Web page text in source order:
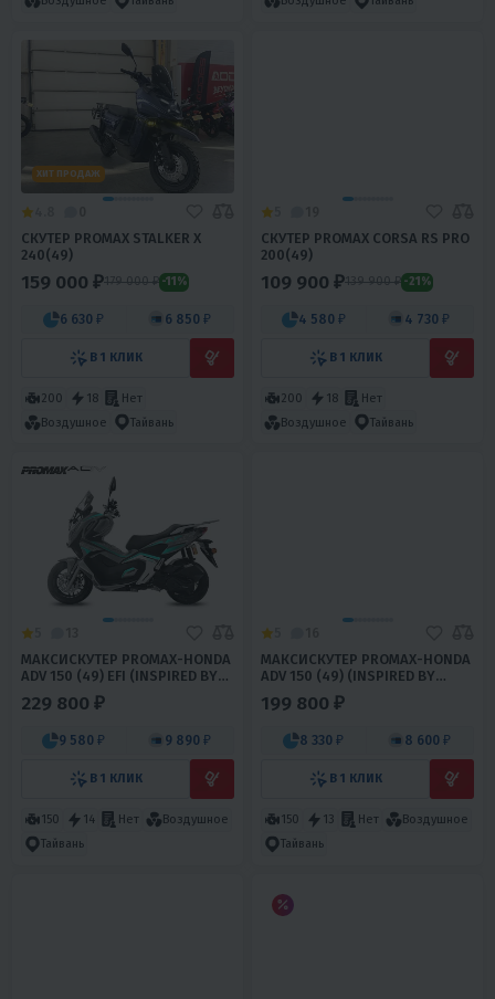
ХИТ ПРОДАЖ
СКУТЕР PROMAX STALKER X
240(49)
159 000 ₽179 000 ₽ -11%
6 630 ₽ 6 850 ₽
В 1 КЛИК
200 18
Нет
Воздушное
Тайвань
СКУТЕР PROMAX CORSA RS PRO
200(49)
109 900 ₽139 900 ₽ -21%
4 580 ₽ 4 730 ₽
В 1 КЛИК
200 18
Нет
Воздушное
Тайвань
МАКСИСКУТЕР PROMAX-HONDA
ADV 150 (49) EFI (INSPIRED BY
229 800 ₽
9 580 ₽ 9 890 ₽
В 1 КЛИК
150 14 Нет
Воздушное
Тайвань
МАКСИСКУТЕР PROMAX-HONDA
ADV 150 (49) (INSPIRED BY
199 800 ₽
8 330 ₽ 8 600 ₽
В 1 КЛИК
150 13 Нет
Воздушное
Тайвань